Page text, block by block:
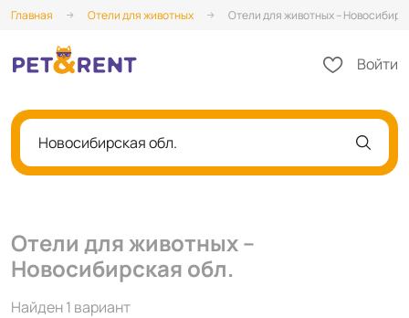
Главная Отели для животных Отели для животных –
Войти
Новосибирская обл.
Отели для животных –
Новосибирская обл.
Найден 1 вариант